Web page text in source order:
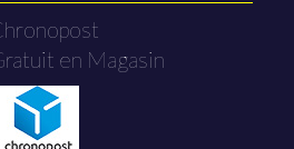
en Magasin